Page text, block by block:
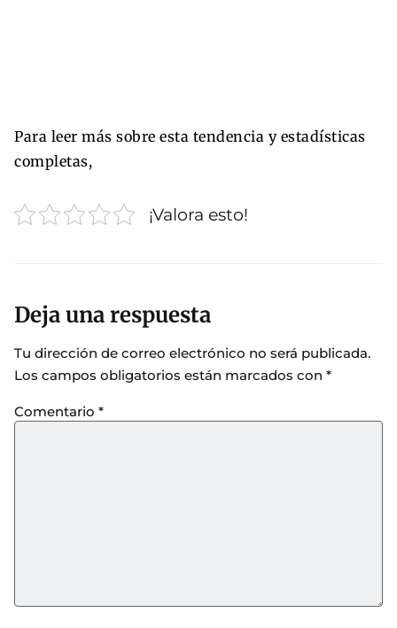
Para leer más sobre esta tendencia y estadísticas
completas,
¡Valora esto!
Deja una respuesta
Tu dirección de correo electrónico no será publicada.
Los campos obligatorios están marcados con *
Comentario *